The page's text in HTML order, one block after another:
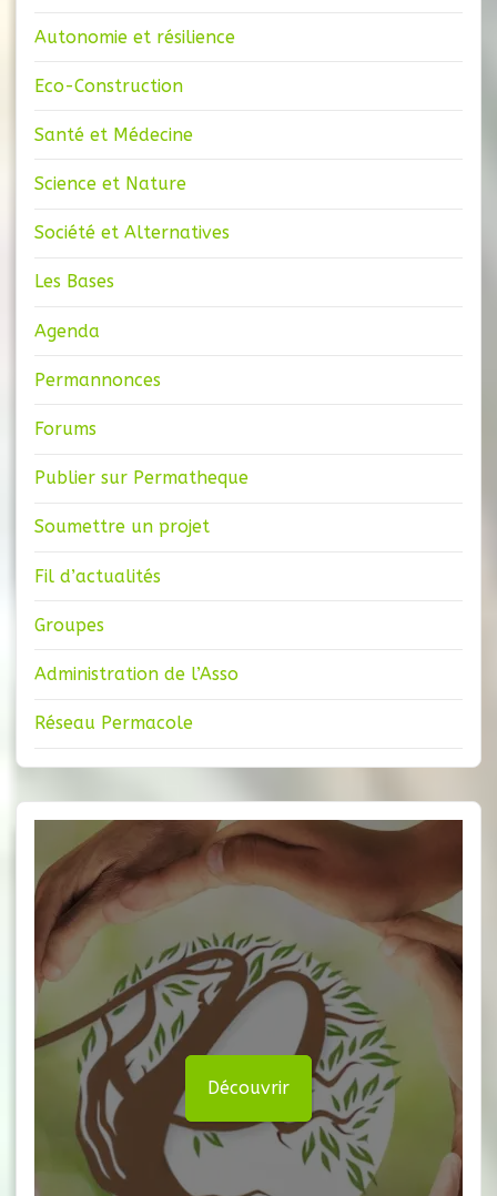
Autonomie et résilience
Eco-Construction
Santé et Médecine
Science et Nature
Société et Alternatives
Les Bases
Agenda
Permannonces
Forums
Publier sur Permatheque
Soumettre un projet
Fil d’actualités
Groupes
Administration de l’Asso
Réseau Permacole
Découvrir